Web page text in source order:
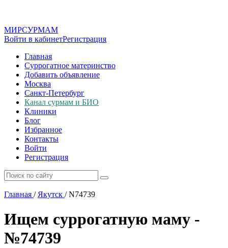
МИРСУРМАМ
Войти в кабинетРегистрация
Главная
Суррогатное материнство
Добавить объявление
Москва
Санкт-Петербург
Канал сурмам и БИО
Клиники
Блог
Избранное
Контакты
Войти
Регистрация
Главная / Якутск /N74739
Ищем суррогатную маму -
№74739